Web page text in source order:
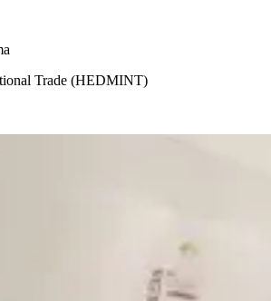
Trade (HEDMINT)